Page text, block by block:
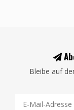
Bleibe auf